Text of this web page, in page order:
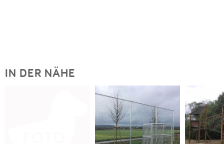
IN DER NÄHE